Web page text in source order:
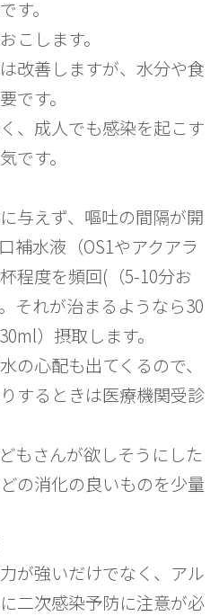
す。
こします。
改善しますが、水分や食
です。
、成人でも感染を起こす
です。
与えず、嘔吐の間隔が開
補水液（OS1やアクアラ
程度を頻回(（5-10分お
それが治まるようなら30
）摂取します。
の心配も出てくるので、
するときは医療機関受診
もさんが欲しそうにした
の消化の良いものを少量
が強いだけでなく、アル
二次感染予防に注意が必